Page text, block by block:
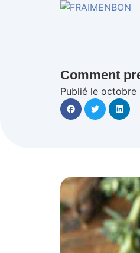
Comment
Publié le octobre